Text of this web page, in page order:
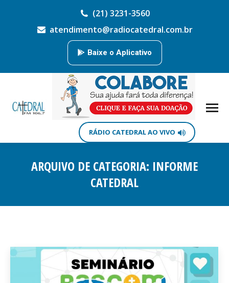
(21) 3231-3560
atendimento@radiocatedral.com.br
Baixe o Aplicativo
RÁDIO CATEDRAL AO VIVO
ARQUIVO DE CATEGORIA: INFORME
CATEDRAL